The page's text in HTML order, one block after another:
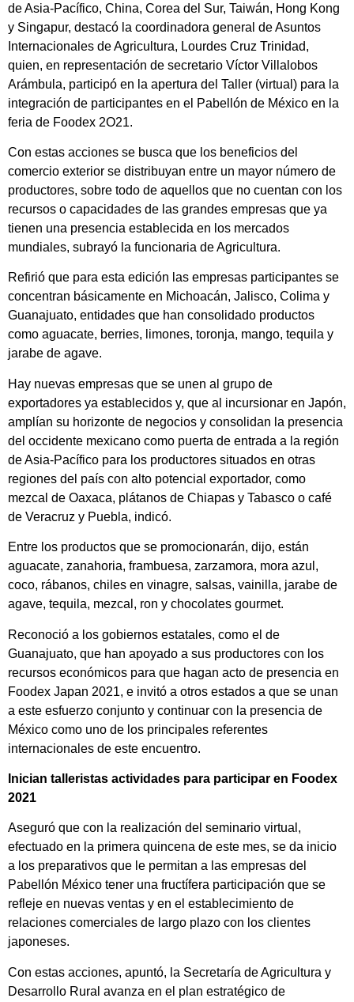
de Asia-Pacífico, China, Corea del Sur, Taiwán, Hong Kong
y Singapur, destacó la coordinadora general de Asuntos
Internacionales de Agricultura, Lourdes Cruz Trinidad,
quien, en representación de secretario Víctor Villalobos
Arámbula, participó en la apertura del Taller (virtual) para la
integración de participantes en el Pabellón de México en la
feria de Foodex 2O21.
Con estas acciones se busca que los beneficios del
comercio exterior se distribuyan entre un mayor número de
productores, sobre todo de aquellos que no cuentan con los
recursos o capacidades de las grandes empresas que ya
tienen una presencia establecida en los mercados
mundiales, subrayó la funcionaria de Agricultura.
Refirió que para esta edición las empresas participantes se
concentran básicamente en Michoacán, Jalisco, Colima y
Guanajuato, entidades que han consolidado productos
como aguacate, berries, limones, toronja, mango, tequila y
jarabe de agave.
Hay nuevas empresas que se unen al grupo de
exportadores ya establecidos y, que al incursionar en Japón,
amplían su horizonte de negocios y consolidan la presencia
del occidente mexicano como puerta de entrada a la región
de Asia-Pacífico para los productores situados en otras
regiones del país con alto potencial exportador, como
mezcal de Oaxaca, plátanos de Chiapas y Tabasco o café
de Veracruz y Puebla, indicó.
Entre los productos que se promocionarán, dijo, están
aguacate, zanahoria, frambuesa, zarzamora, mora azul,
coco, rábanos, chiles en vinagre, salsas, vainilla, jarabe de
agave, tequila, mezcal, ron y chocolates gourmet.
Reconoció a los gobiernos estatales, como el de
Guanajuato, que han apoyado a sus productores con los
recursos económicos para que hagan acto de presencia en
Foodex Japan 2021, e invitó a otros estados a que se unan
a este esfuerzo conjunto y continuar con la presencia de
México como uno de los principales referentes
internacionales de este encuentro.
Inician talleristas actividades para participar en Foodex
2021
Aseguró que con la realización del seminario virtual,
efectuado en la primera quincena de este mes, se da inicio
a los preparativos que le permitan a las empresas del
Pabellón México tener una fructífera participación que se
refleje en nuevas ventas y en el establecimiento de
relaciones comerciales de largo plazo con los clientes
japoneses.
Con estas acciones, apuntó, la Secretaría de Agricultura y
Desarrollo Rural avanza en el plan estratégico de